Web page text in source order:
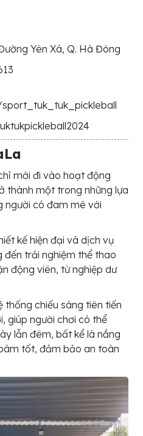
Yên Xá, Q. Hà Đông
mới đi vào hoạt động
thành một trong những lựa
người có đam mê với
kế hiện đại và dịch vụ
đến trải nghiệm thể thao
động viên, từ nghiệp dư
thống chiếu sáng tiên tiến
giúp người chơi có thể
lẫn đêm, bất kể là nắng
tốt, đảm bảo an toàn